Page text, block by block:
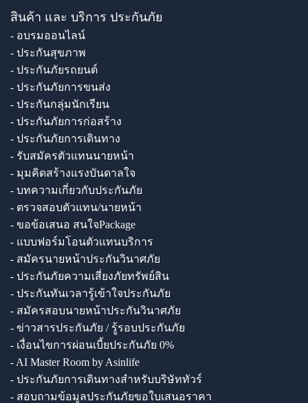
สินค้า และ บริการ ประกันภัย
- อบรมออนไลน์
- ประกันสุขภาพ
- ประกันภัยรถยนต์
- ประกันภัยการขนส่ง
- ประกันกลุ่มนักเรียน
- ประกันภัยการก่อสร้าง
- ประกันภัยการเดินทาง
- รับสมัครตัวแทนนายหน้า
- มุมคิดสร้างแรงบันดาลใจ
- บทความเกี่ยวกับประกันภัย
- ตรวจสอบตัวแทน/นายหน้า
- ขอข้อเสนอ สนใจPackage
- แบบฟอร์มโอนตัวแทนบริการ
- สมัครนายหน้าประกันวินาศภัย
- ประกันภัยความเสี่ยงภัยทรัพย์สิน
- ประกันทันเวลารู้เข้าใจประกันภัย
- สมัครสอบนายหน้าประกันวินาศภัย
- ข่าวสารประกันภัย / รู้รอบประกันภัย
- เงื่อนไขการผ่อนเบี้ยประกันภัย 0%
- AI Master Room by Asinlife
- ประกันภัยการเดินทางสำหรับบริษัททัวร์
- สอบถามข้อมูลประกันภัยขอใบเสนอราคา